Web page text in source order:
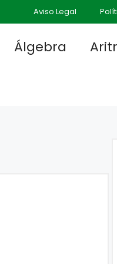
Aviso Legal
Álgebra